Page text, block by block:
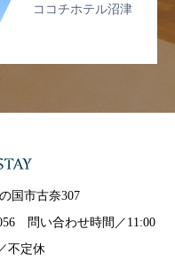
ココチホテル沼津
国市古奈307
問い合わせ時間／11:00
不定休